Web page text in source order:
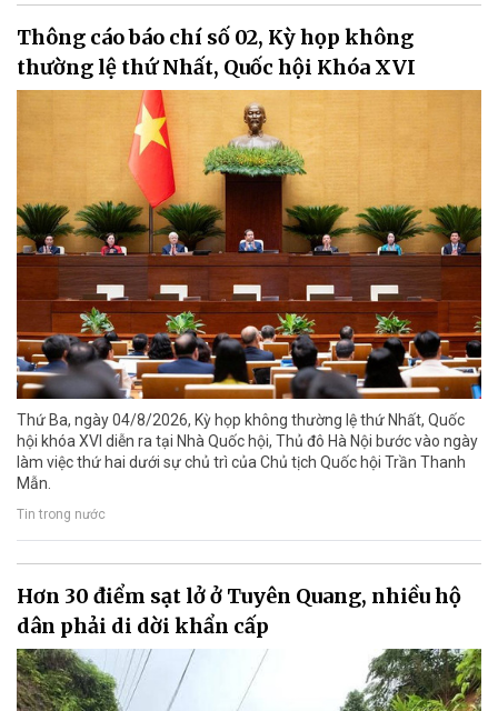
Thông cáo báo chí số 02, Kỳ họp không
thường lệ thứ Nhất, Quốc hội Khóa XVI
Thứ Ba, ngày 04/8/2026, Kỳ họp không thường lệ thứ Nhất, Quốc
hội khóa XVI diễn ra tại Nhà Quốc hội, Thủ đô Hà Nội bước vào ngày
làm việc thứ hai dưới sự chủ trì của Chủ tịch Quốc hội Trần Thanh
Mẫn.
Tin trong nước
Hơn 30 điểm sạt lở ở Tuyên Quang, nhiều hộ
dân phải di dời khẩn cấp